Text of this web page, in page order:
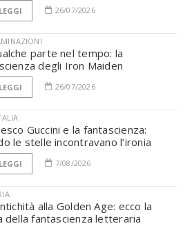
LEGGI 26/07/2026
parte nel tempo: la
degli Iron Maiden
LEGGI 26/07/2026
Guccini e la fantascienza:
le stelle incontravano l’ironia
LEGGI 7/08/2026
alla Golden Age: ecco la
della fantascienza letteraria